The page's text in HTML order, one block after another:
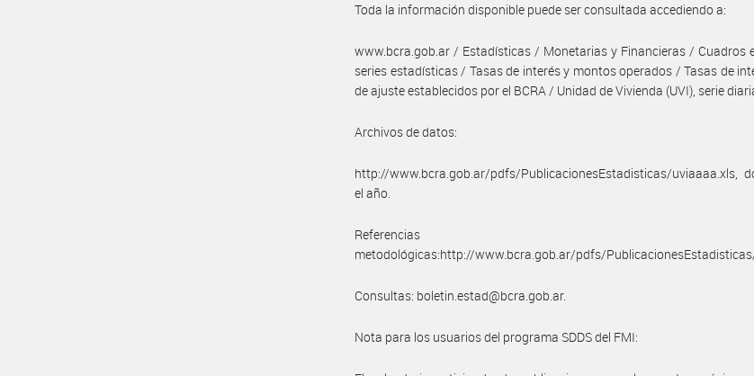
Toda la información disponible puede ser consultada accediendo a:
www.bcra.gob.ar / Estadísticas / Monetarias y Financieras / Cuadros
series estadísticas / Tasas de interés y montos operados / Tasas de
de ajuste establecidos por el BCRA / Unidad de Vivienda (UVI), serie
Archivos de datos:
http://www.bcra.gob.ar/pdfs/PublicacionesEstadisticas/uviaaaa.xls,
el año.
Referencias
metodológicas:http://www.bcra.gob.ar/pdfs/
Consultas: boletin.estad@bcra.gob.ar.
Nota para los usuarios del programa SDDS del FMI: